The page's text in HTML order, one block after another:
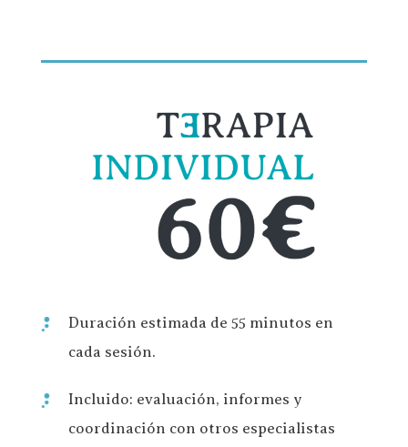
Duración estimada de 55 minutos en
cada sesión.
Incluido: evaluación, informes y
coordinación con otros especialistas